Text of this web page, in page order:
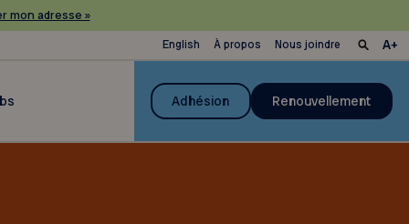
mon adresse »
English À propos Nous joindre
Adhésion Renouvellement